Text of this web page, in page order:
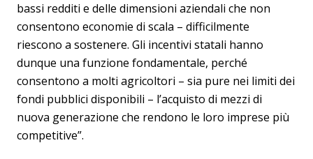
bassi redditi e delle dimensioni aziendali che non
consentono economie di scala – difficilmente
riescono a sostenere. Gli incentivi statali hanno
dunque una funzione fondamentale, perché
consentono a molti agricoltori – sia pure nei limiti dei
fondi pubblici disponibili – l’acquisto di mezzi di
nuova generazione che rendono le loro imprese più
competitive”.